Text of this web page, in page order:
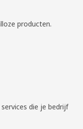
producten.
die je bedrijf